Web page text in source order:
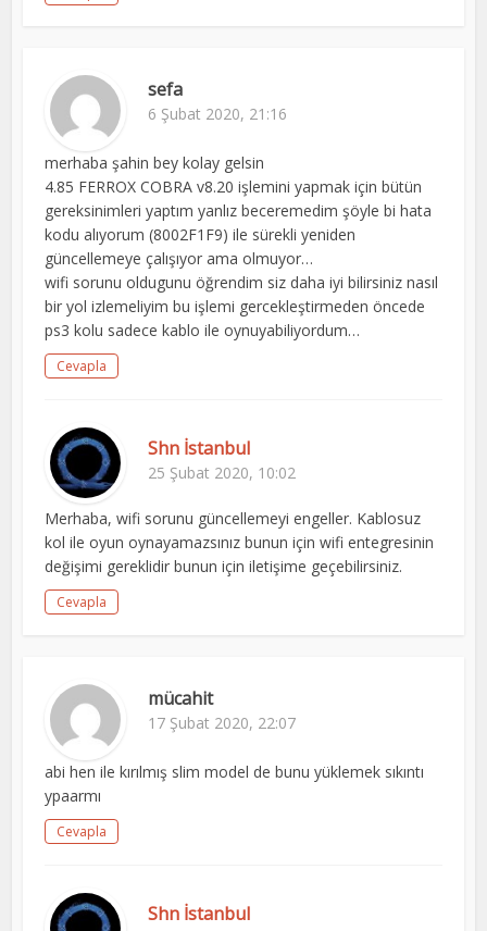
sefa
6 Şubat 2020, 21:16
merhaba şahin bey kolay gelsin
4.85 FERROX COBRA v8.20 işlemini yapmak için bütün
gereksinimleri yaptım yanlız beceremedim şöyle bi hata
kodu alıyorum (8002F1F9) ile sürekli yeniden
güncellemeye çalışıyor ama olmuyor…
wifi sorunu oldugunu öğrendim siz daha iyi bilirsiniz nasıl
bir yol izlemeliyim bu işlemi gercekleştirmeden öncede
ps3 kolu sadece kablo ile oynuyabiliyordum…
Cevapla
Shn İstanbul
25 Şubat 2020, 10:02
Merhaba, wifi sorunu güncellemeyi engeller. Kablosuz
kol ile oyun oynayamazsınız bunun için wifi entegresinin
değişimi gereklidir bunun için iletişime geçebilirsiniz.
Cevapla
mücahit
17 Şubat 2020, 22:07
abi hen ile kırılmış slim model de bunu yüklemek sıkıntı
ypaarmı
Cevapla
Shn İstanbul